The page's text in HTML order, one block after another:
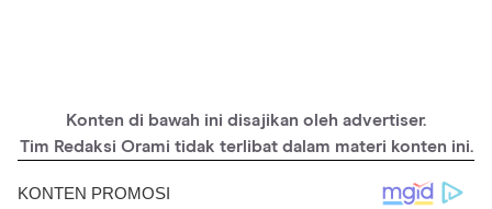
Konten di bawah ini disajikan oleh advertiser.
Tim Redaksi Orami tidak terlibat dalam materi konten ini.